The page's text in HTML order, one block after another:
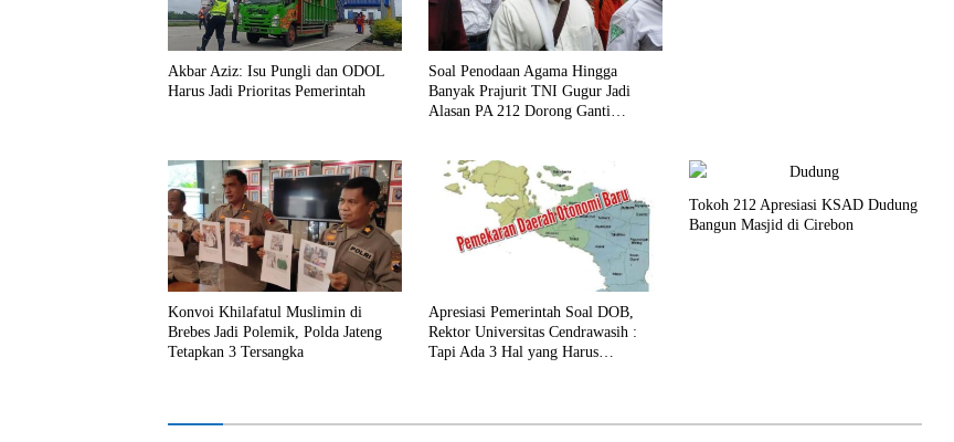
Akbar Aziz: Isu Pungli dan ODOL
Harus Jadi Prioritas Pemerintah
Soal Penodaan Agama Hingga
Banyak Prajurit TNI Gugur Jadi
Alasan PA 212 Dorong Ganti
Konvoi Khilafatul Muslimin di
Brebes Jadi Polemik, Polda Jateng
Tetapkan 3 Tersangka
Apresiasi Pemerintah Soal DOB,
Rektor Universitas Cendrawasih :
Tapi Ada 3 Hal yang Harus
Tokoh 212 Apresiasi KSAD Dudung
Bangun Masjid di Cirebon